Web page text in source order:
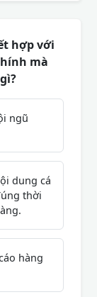
hợp với
mà
ngũ
dung cá
thời
hàng